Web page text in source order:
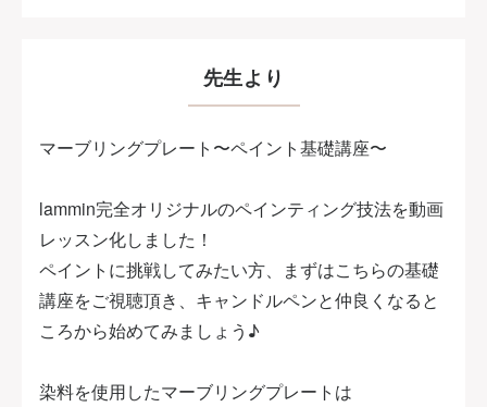
をモットーに、多彩な作品を出し続けております。
キャンドル作りのお手伝いが出来れば！
色遊びが楽しめるようなキャンドル作りを
お届けしていきたいと思います♪
先生より
マーブリングプレート〜ペイント基礎講座〜
lammin完全オリジナルのペインティング技法を動画
レッスン化しました！
ペイントに挑戦してみたい方、まずはこちらの基礎
講座をご視聴頂き、キャンドルペンと仲良くなると
ころから始めてみましょう♪
染料を使用したマーブリングプレートは